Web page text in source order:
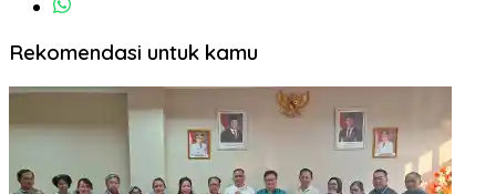
Rekomendasi untuk kamu